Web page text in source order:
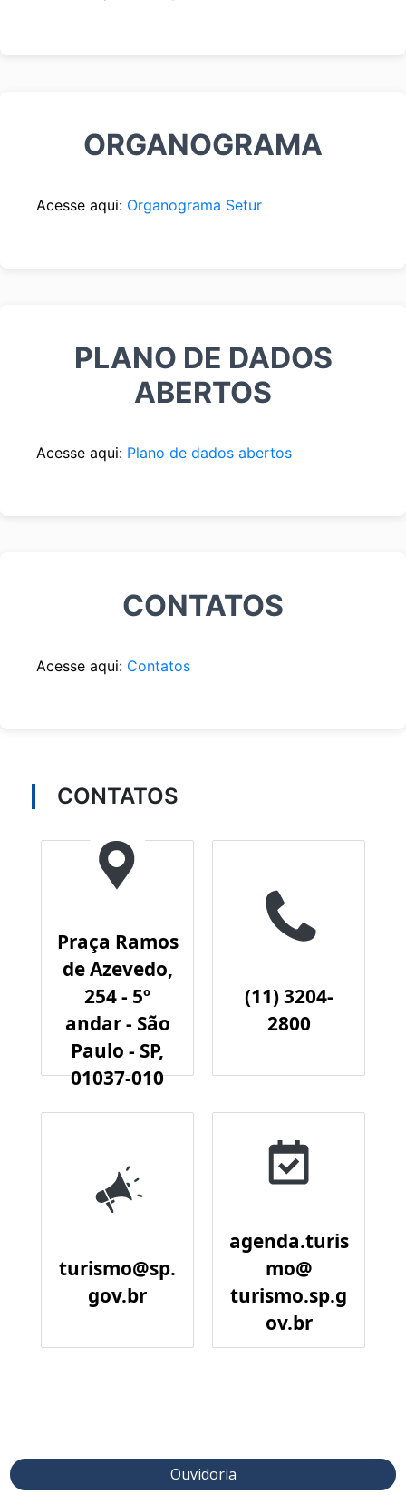
ORGANOGRAMA
Acesse aqui: Organograma Setur
PLANO DE DADOS
ABERTOS
Acesse aqui: Plano de dados abertos
CONTATOS
Acesse aqui: Contatos
CONTATOS
Praça Ramos
de Azevedo,
254 - 5º
andar - São
Paulo - SP,
01037-010
(11) 3204-
2800
turismo@sp.
gov.br
agenda.turis
mo@
turismo.sp.g
ov.br
Ouvidoria